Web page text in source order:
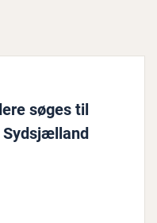
søges til